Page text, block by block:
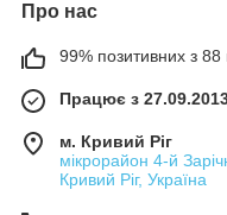
Про нас
99% позитивних з 88
Працює з
м. Кривий Ріг
мікрорайон 4-й
Кривий Ріг, Україна